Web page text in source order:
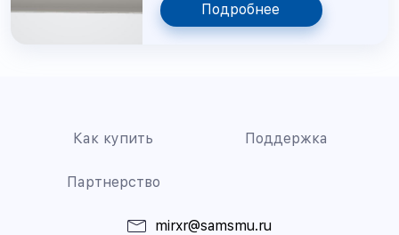
Подробнее
Как купить Поддержка
Партнерство
mirxr@samsmu.ru